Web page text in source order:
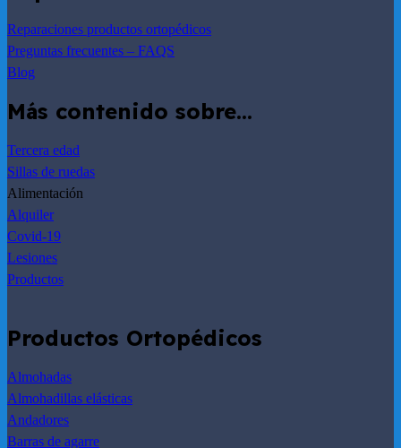
Reparaciones productos ortopédicos
Preguntas frecuentes – FAQS
Blog
Más contenido sobre…
Tercera edad
Sillas de ruedas
Alimentación
Alquiler
Covid-19
Lesiones
Productos
Productos Ortopédicos
Almohadas
Almohadillas elásticas
Andadores
Barras de agarre